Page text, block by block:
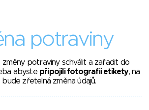
potraviny
změny potraviny schválit a zařadit do
abyste připojili fotografii etikety, na
zřetelná změna údajů.